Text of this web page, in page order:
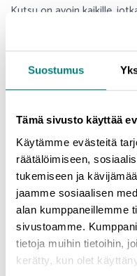
Suostumus
Tämä sivusto käyttää
Käytämme evästeitä
räätälöimiseen,
tukemiseen ja
jaamme sosiaalisen
alan kumppaneillemme
sivustoamme.
tietoja muihin tietoihin,
kerätty, kun olet
Kutsu on avoin kaikille,
uusimmista
Robocoast EDIH:n
tilaisuus nähdä
innovaatiot voivat
Ilmoittaudu tästä
Sarja on osa Robocoast EDIH
osarahoittavat Euroopan
toteuttajakumppanit. Esitetyt
tämän tekstin laatijoiden
Euroopan unionin tai
projektin rahoittajat eivät ole